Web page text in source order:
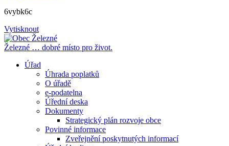
6vybk6c
Vytisknout
Železné … dobré místo pro život.
Úřad
Úhrada poplatků
O úřadě
e-podatelna
Úřední deska
Dokumenty
Strategický plán rozvoje obce
Povinné informace
Zveřejnění poskytnutých informací